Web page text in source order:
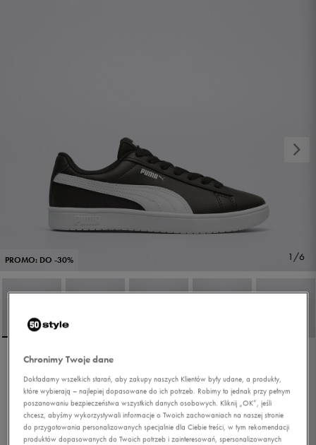
PROMO: DO -30% 1/6
PUMA RICKIE JR
5.0(35 )
104,99zł z Vat
Chronimy Twoje dane
Dokładamy wszelkich starań, aby zakupy naszych Klientów były udane, a produkty,
które wybierają – najlepiej dopasowane do ich potrzeb. Robimy to jednak przy pełnym
poszanowaniu bezpieczeństwa wszystkich danych osobowych. Kliknij „OK”, jeśli
chcesz, abyśmy wykorzystywali informacje o Twoich zachowaniach na naszej stronie
do przygotowania personalizowanych specjalnie dla Ciebie treści, w tym rekomendacji
produktów dopasowanych do Twoich potrzeb i zainteresowań, spersonalizowanych